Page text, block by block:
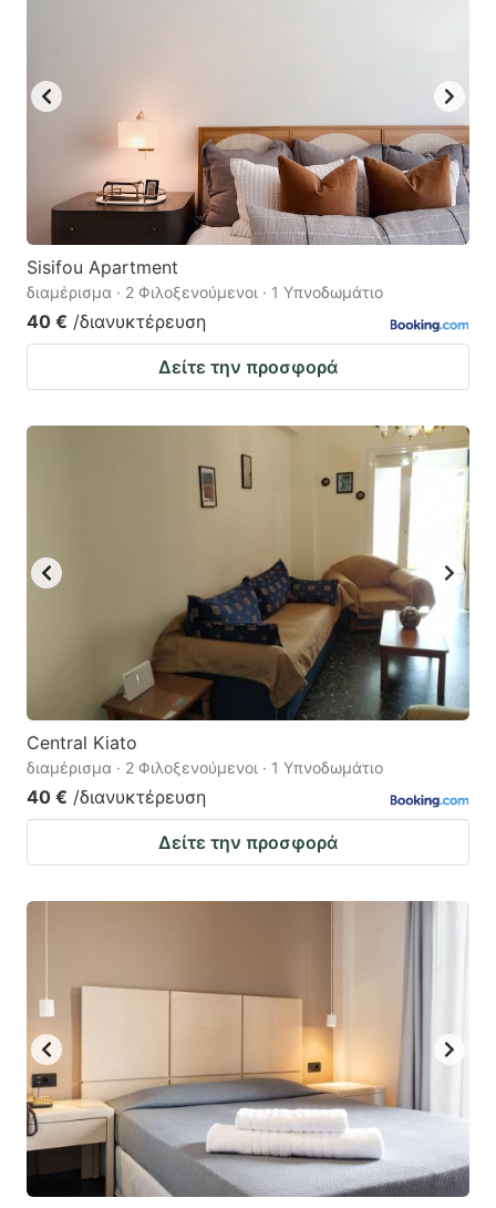
Sisifou Apartment
διαμέρισμα · 2 Φιλοξενούμενοι · 1 Υπνοδωμάτιο
40 € /διανυκτέρευση
Δείτε την προσφορά
Central Kiato
διαμέρισμα · 2 Φιλοξενούμενοι · 1 Υπνοδωμάτιο
40 € /διανυκτέρευση
Δείτε την προσφορά